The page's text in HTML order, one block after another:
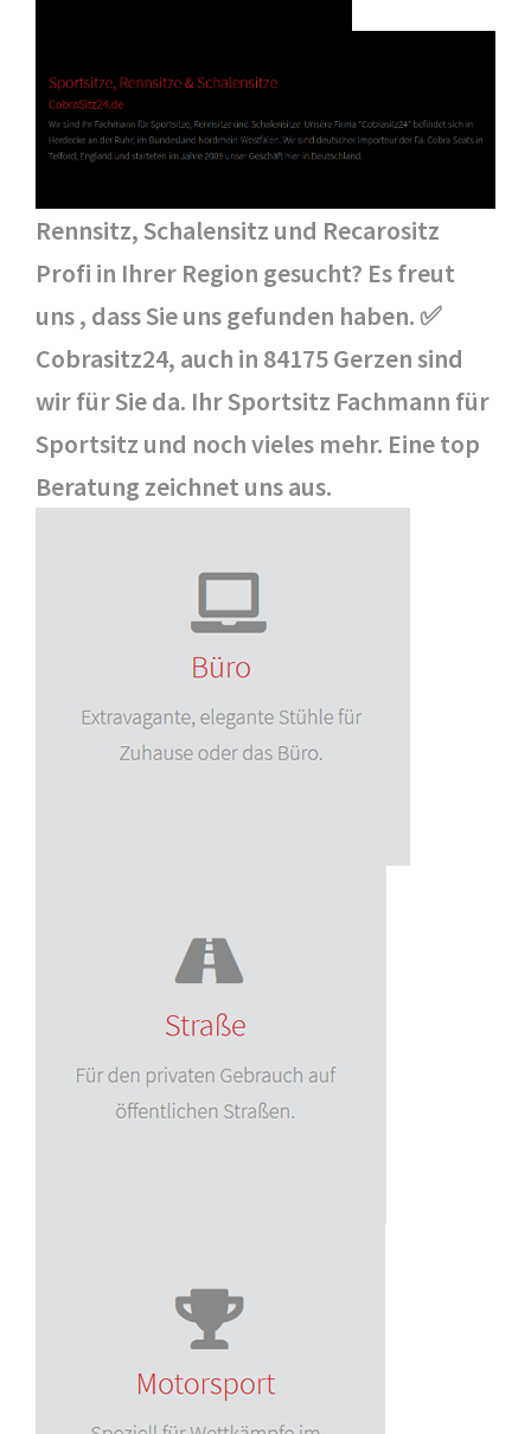
Rennsitz, Schalensitz und Recarositz
Profi in Ihrer Region gesucht? Es freut
uns , dass Sie uns gefunden haben. ✅
Cobrasitz24, auch in 84175 Gerzen sind
wir für Sie da. Ihr Sportsitz Fachmann für
Sportsitz und noch vieles mehr. Eine top
Beratung zeichnet uns aus.